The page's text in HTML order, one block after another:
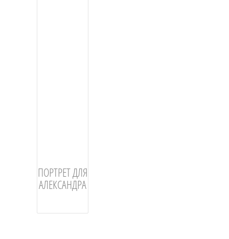
ПОРТРЕТ ДЛЯ
АЛЕКСАНДРА